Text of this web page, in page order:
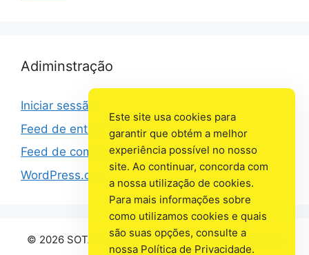
Adiminstração
Iniciar sessão
Feed de entradas
Feed de comentários
WordPress.org
© 2026 SOTA Portugal• Criado comGeneratePress
Este site usa cookies para
garantir que obtém a melhor
experiência possível no nosso
site. Ao continuar, concorda com
a nossa utilização de cookies.
Para mais informações sobre
como utilizamos cookies e quais
são suas opções, consulte a
nossa Política de Privacidade.